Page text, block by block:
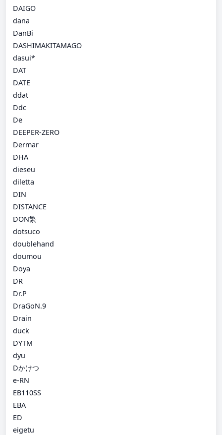
DAIGO
dana
DanBi
DASHIMAKITAMAGO
dasui*
DAT
DATE
ddat
Ddc
De
DEEPER-ZERO
Dermar
DHA
dieseu
diletta
DIN
DISTANCE
DON繁
dotsuco
doublehand
doumou
Doya
DR
Dr.P
DraGoN.9
Drain
duck
DYTM
dyu
Dかけつ
e-RN
EB110SS
EBA
ED
eigetu